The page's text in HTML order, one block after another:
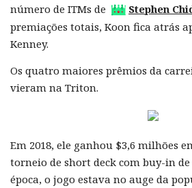
número de ITMs de
Stephen
premiações totais, Koon fica atrás
Kenney.
Os quatro maiores prêmios da
vieram na Triton.
Em 2018, ele ganhou $3,6 milhões
torneio de short deck com buy-in de
época, o jogo estava no auge da